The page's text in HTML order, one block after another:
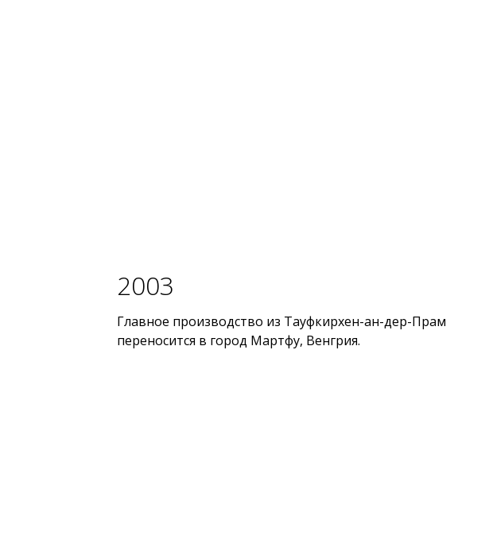
2003
Главное производство из Тауфкирхен-ан-дер-Прам
переносится в город Мартфу, Венгрия.